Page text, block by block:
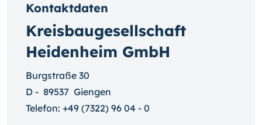
Kontaktdaten
Kreisbaugesellschaft
Heidenheim GmbH
Burgstraße 30
D - 89537 Giengen
Telefon: +49 (7322) 96 04 - 0